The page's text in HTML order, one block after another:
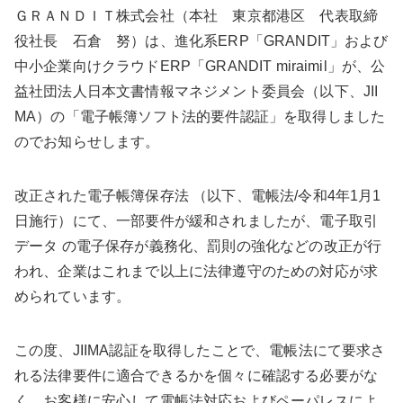
ＧＲＡＮＤＩＴ株式会社（本社 東京都港区 代表取締
役社長 石倉 努）は、進化系ERP「GRANDIT」および
中小企業向けクラウドERP「GRANDIT miraimil」が、公
益社団法人日本文書情報マネジメント委員会（以下、JII
MA）の「電子帳簿ソフト法的要件認証」を取得しました
のでお知らせします。
改正された電子帳簿保存法 （以下、電帳法/令和4年1月1
日施行）にて、一部要件が緩和されましたが、電子取引
データ の電子保存が義務化、罰則の強化などの改正が行
われ、企業はこれまで以上に法律遵守のための対応が求
められています。
この度、JIIMA認証を取得したことで、電帳法にて要求さ
れる法律要件に適合できるかを個々に確認する必要がな